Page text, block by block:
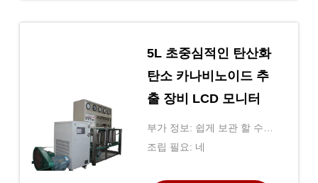
5L 초중심적인 탄산화
탄소 카나비노이드 추
출 장비 LCD 모니터
부가 정보: 쉽게 보관 할 수
있도록 접을 수 있는 디자인
조립 필요: 네